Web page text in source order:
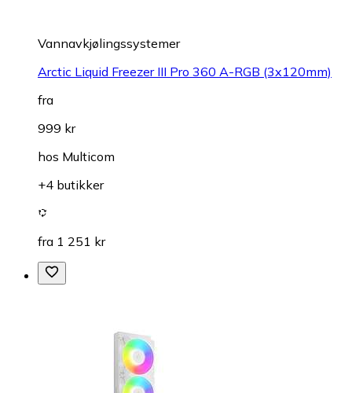
Vannavkjølingssystemer
Arctic Liquid Freezer III Pro 360 A-RGB (3x120mm)
fra
999 kr
hos Multicom
+4 butikker
fra 1 251 kr